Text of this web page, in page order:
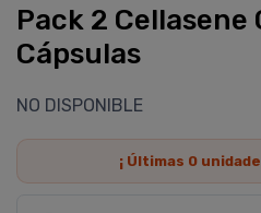
Pack 2 Cellasene
Cápsulas
NO DISPONIBLE
¡ Últimas 0